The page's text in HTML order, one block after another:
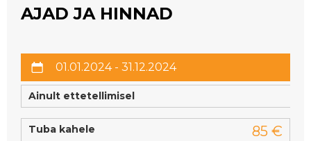
AJAD JA HINNAD
01.01.2024 - 31.12.2024
Ainult ettetellimisel
Tuba kahele 85 €